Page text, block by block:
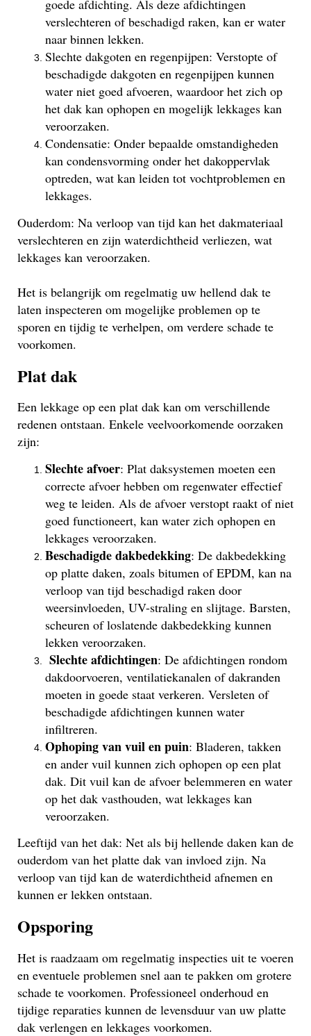
goede afdichting. Als deze afdichtingen
verslechteren of beschadigd raken, kan er water
naar binnen lekken.
Slechte dakgoten en regenpijpen: Verstopte of
beschadigde dakgoten en regenpijpen kunnen
water niet goed afvoeren, waardoor het zich op
het dak kan ophopen en mogelijk lekkages kan
veroorzaken.
Condensatie: Onder bepaalde omstandigheden
kan condensvorming onder het dakoppervlak
optreden, wat kan leiden tot vochtproblemen en
lekkages.
Ouderdom: Na verloop van tijd kan het dakmateriaal
verslechteren en zijn waterdichtheid verliezen, wat
lekkages kan veroorzaken.
Het is belangrijk om regelmatig uw hellend dak te
laten inspecteren om mogelijke problemen op te
sporen en tijdig te verhelpen, om verdere schade te
voorkomen.
Plat dak
Een lekkage op een plat dak kan om verschillende
redenen ontstaan. Enkele veelvoorkomende oorzaken
zijn:
Slechte afvoer: Plat daksystemen moeten een
correcte afvoer hebben om regenwater effectief
weg te leiden. Als de afvoer verstopt raakt of niet
goed functioneert, kan water zich ophopen en
lekkages veroorzaken.
Beschadigde dakbedekking: De dakbedekking
op platte daken, zoals bitumen of EPDM, kan na
verloop van tijd beschadigd raken door
weersinvloeden, UV-straling en slijtage. Barsten,
scheuren of loslatende dakbedekking kunnen
lekken veroorzaken.
Slechte afdichtingen: De afdichtingen rondom
dakdoorvoeren, ventilatiekanalen of dakranden
moeten in goede staat verkeren. Versleten of
beschadigde afdichtingen kunnen water
infiltreren.
Ophoping van vuil en puin: Bladeren, takken
en ander vuil kunnen zich ophopen op een plat
dak. Dit vuil kan de afvoer belemmeren en water
op het dak vasthouden, wat lekkages kan
veroorzaken.
Leeftijd van het dak: Net als bij hellende daken kan de
ouderdom van het platte dak van invloed zijn. Na
verloop van tijd kan de waterdichtheid afnemen en
kunnen er lekken ontstaan.
Opsporing
Het is raadzaam om regelmatig inspecties uit te voeren
en eventuele problemen snel aan te pakken om grotere
schade te voorkomen. Professioneel onderhoud en
tijdige reparaties kunnen de levensduur van uw platte
dak verlengen en lekkages voorkomen.